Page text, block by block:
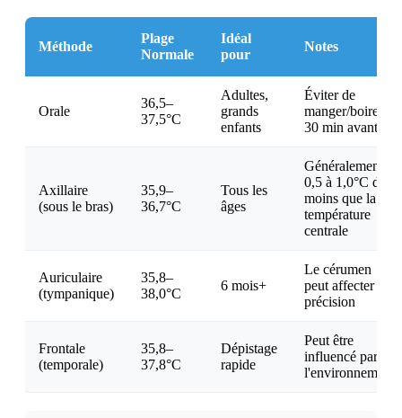
Méthode
Plage
Normale
Idéal
pour
Notes
Orale
36,5–
37,5°C
Adultes,
grands
enfants
Éviter de
manger/boire
30 min avant
Axillaire
(sous le bras)
35,9–
36,7°C
Tous les
âges
Généralement
0,5 à 1,0°C de
moins que la
température
centrale
Auriculaire
(tympanique)
35,8–
38,0°C
6 mois+
Le cérumen
peut affecter la
précision
Frontale
(temporale)
35,8–
37,8°C
Dépistage
rapide
Peut être
influencé par
l'environnement